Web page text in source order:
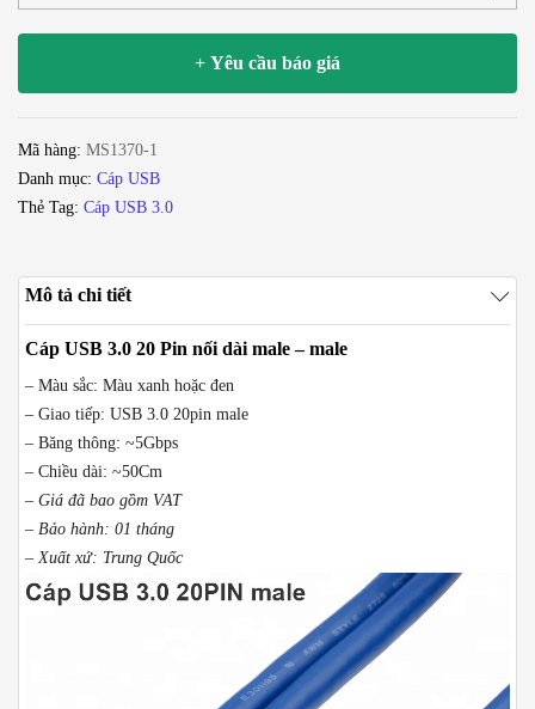
male
-
male
lượng
+ Yêu cầu báo giá
Mã hàng: MS1370-1
Danh mục: Cáp USB
Thẻ Tag: Cáp USB 3.0
Mô tả chi tiết
Cáp USB 3.0 20 Pin nối dài male – male
– Màu sắc: Màu xanh hoặc đen
– Giao tiếp: USB 3.0 20pin male
– Băng thông: ~5Gbps
– Chiều dài: ~50Cm
– Giá đã bao gồm VAT
– Bảo hành: 01 tháng
– Xuất xứ: Trung Quốc